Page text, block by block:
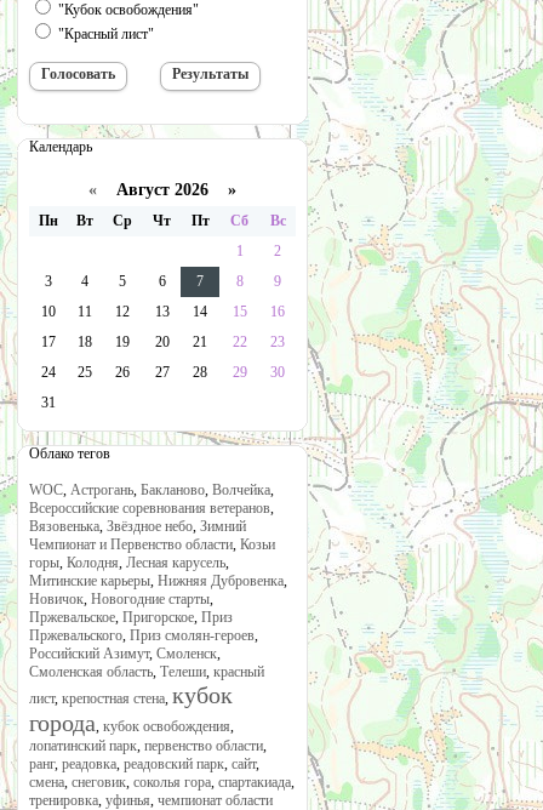
"Кубок освобождения"
"Красный лист"
Календарь
« Август 2026 »
Пн Вт Ср Чт Пт Сб
Вс
1
2
3
4 5 6 7 8
9
10
11 12 13 14 15
16
17
18 19 20 21 22
23
24
25 26 27 28 29
30
31
Облако тегов
WOC, Астрогань, Бакланово, Волчейка,
Всероссийские соревнования ветеранов,
Вязовенька, Звёздное небо, Зимний
Чемпионат и Первенство области, Козьи
горы, Колодня, Лесная карусель,
Митинские карьеры, Нижняя Дубровенка,
Новичок, Новогодние старты,
Пржевальское, Пригорское, Приз
Пржевальского, Приз смолян-героев,
Российский Азимут, Смоленск,
Смоленская область, Телеши, красный
лист, крепостная стена, кубок
города, кубок освобождения,
лопатинский парк, первенство области,
ранг, реадовка, реадовский парк, сайт,
смена, снеговик, соколья гора, спартакиада,
тренировка, уфинья, чемпионат области